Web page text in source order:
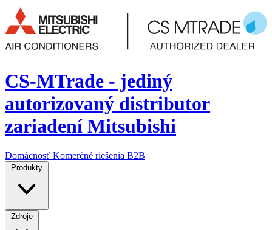
CS-MTrade - jediný
autorizovaný distributor
zariadení Mitsubishi
Domácnosť Komerčné riešenia B2B
Produkty
Zdroje